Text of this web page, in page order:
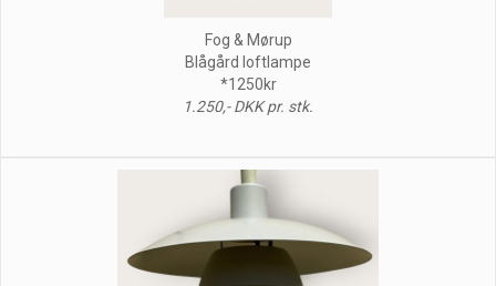
Fog & Mørup
Blågård loftlampe
*1250kr
1.250,- DKK pr. stk.